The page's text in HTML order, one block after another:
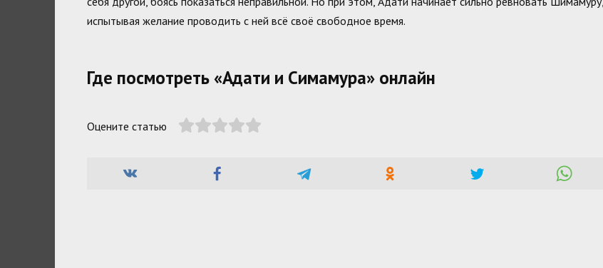
испытывая желание проводить с ней всё своё свободное время.
Где посмотреть «Адати и Симамура» онлайн
Оцените статью